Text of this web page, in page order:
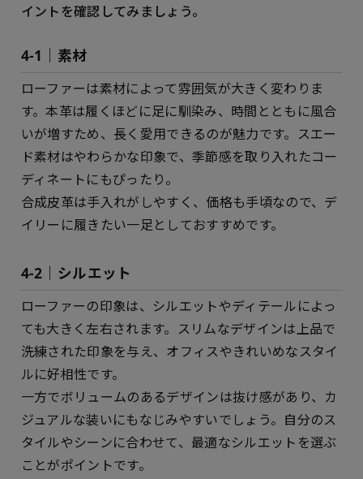
イントを確認してみましょう。
4-1｜素材
ローファーは素材によって雰囲気が大きく変わりま
す。本革は履くほどに足に馴染み、時間とともに風合
いが増すため、長く愛用できるのが魅力です。スエー
ド素材はやわらかな印象で、季節感を取り入れたコー
ディネートにもぴったり。
合成皮革は手入れがしやすく、価格も手頃なので、デ
イリーに履きたい一足としておすすめです。
4-2｜シルエット
ローファーの印象は、シルエットやディテールによっ
ても大きく左右されます。スリムなデザインは上品で
洗練された印象を与え、オフィスやきれいめなスタイ
ルに好相性です。
一方でボリュームのあるデザインは抜け感があり、カ
ジュアルな装いにもなじみやすいでしょう。自分のス
タイルやシーンに合わせて、最適なシルエットを選ぶ
ことがポイントです。